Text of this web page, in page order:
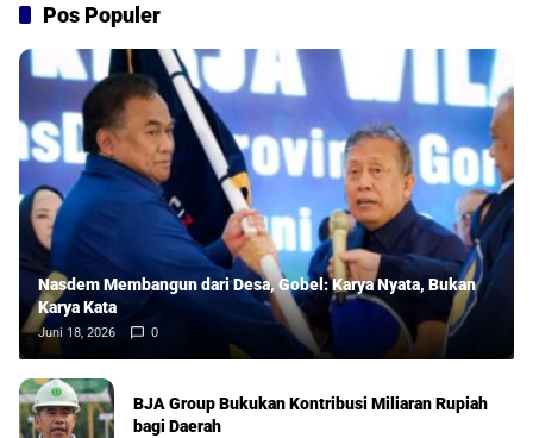
Pos Populer
Nasdem Membangun dari Desa, Gobel: Karya Nyata, Bukan
Karya Kata
Juni 18, 2026 0
BJA Group Bukukan Kontribusi Miliaran Rupiah
bagi Daerah